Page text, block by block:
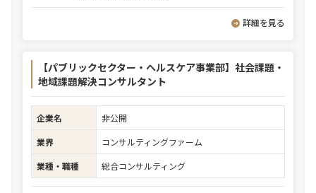
詳細を見る
【パブリックセクター・ヘルスケア事業部】社会課題・
地域課題解決コンサルタント
企業名
非公開
業界
コンサルティングファーム
業種・職種
総合コンサルティング